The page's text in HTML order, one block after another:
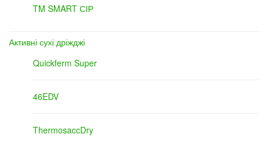
TM SMART СІР
Активні сухі дріжджі
Quickferm Super
46EDV
ThermosaccDry